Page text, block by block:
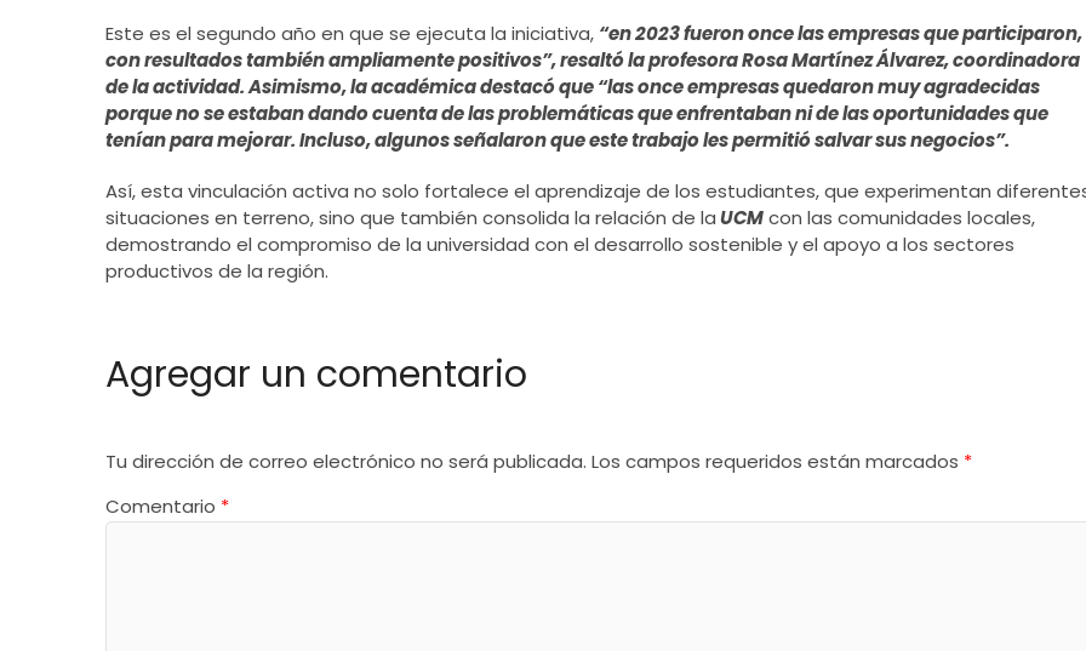
Este es el segundo año en que se ejecuta la iniciativa, “en 2023 fueron once las empresas que participaron,
con resultados también ampliamente positivos”, resaltó la profesora Rosa Martínez Álvarez, coordinadora
de la actividad. Asimismo, la académica destacó que “las once empresas quedaron muy agradecidas
porque no se estaban dando cuenta de las problemáticas que enfrentaban ni de las oportunidades que
tenían para mejorar. Incluso, algunos señalaron que este trabajo les permitió salvar sus negocios”.
Así, esta vinculación activa no solo fortalece el aprendizaje de los estudiantes, que experimentan
situaciones en terreno, sino que también consolida la relación de laUCMcon las comunidades locales,
demostrando el compromiso de la universidad con el desarrollo sostenible y el apoyo a los sectores
productivos de la región.
Agregar un comentario
Tu dirección de correo electrónico no será publicada. Los campos requeridos están marcados *
Comentario *